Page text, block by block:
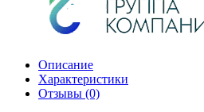
Описание
Характеристики
Отзывы (0)